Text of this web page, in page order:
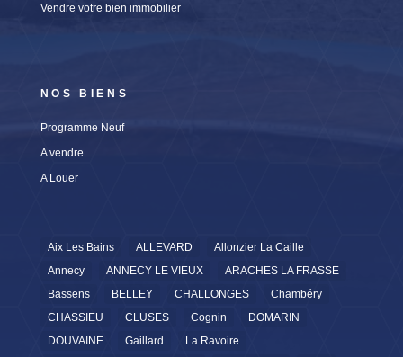
Vendre votre bien immobilier
NOS BIENS
Programme Neuf
A vendre
A Louer
Aix Les Bains ALLEVARD
Allonzier La Caille
Annecy
ANNECY LE VIEUX
ARACHES LA FRASSE
Bassens
BELLEY CHALLONGES
Chambéry
CHASSIEU
CLUSES Cognin
DOMARIN
DOUVAINE
Gaillard
La Ravoire